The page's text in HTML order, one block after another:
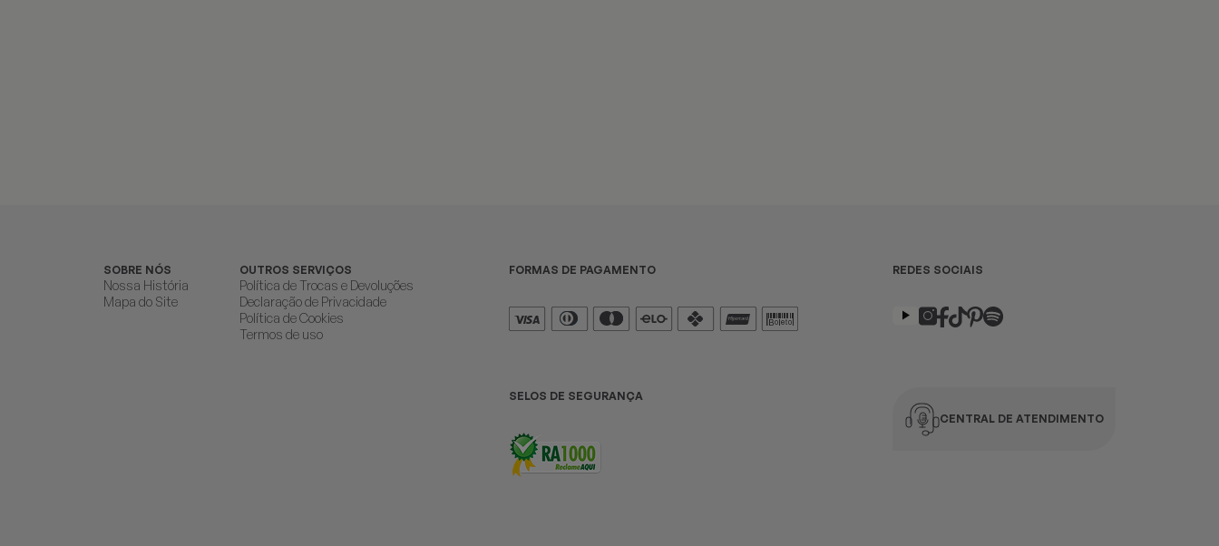
SOBRE NÓS
Nossa História
Mapa do Site
OUTROS SERVIÇOS
Política de Trocas e Devoluções
Declaração de Privacidade
Política de Cookies
Termos de uso
FORMAS DE PAGAMENTO
SELOS DE SEGURANÇA
REDES SOCIAIS
CENTRAL DE ATENDIMENTO